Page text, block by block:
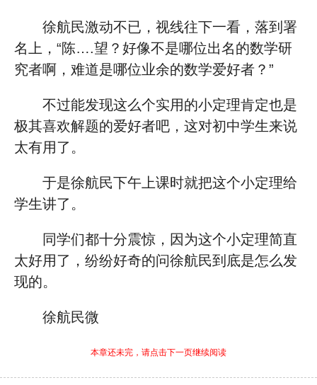
徐航民激动不已，视线往下一看，落到署
名上，“陈….望？好像不是哪位出名的数学研
究者啊，难道是哪位业余的数学爱好者？”
不过能发现这么个实用的小定理肯定也是
极其喜欢解题的爱好者吧，这对初中学生来说
太有用了。
于是徐航民下午上课时就把这个小定理给
学生讲了。
同学们都十分震惊，因为这个小定理简直
太好用了，纷纷好奇的问徐航民到底是怎么发
现的。
徐航民微
本章还未完，请点击下一页继续阅读